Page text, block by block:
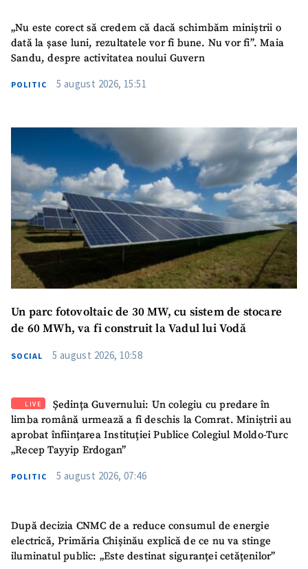
SUSȚINE
„Nu este corect să credem că dacă schimbăm miniștrii o
dată la șase luni, rezultatele vor fi bune. Nu vor fi”. Maia
Sandu, despre activitatea noului Guvern
POLITIC 5 august 2026, 15:51
Un parc fotovoltaic de 30 MW, cu sistem de stocare
de 60 MWh, va fi construit la Vadul lui Vodă
SOCIAL 5 august 2026, 10:58
LIVE
Ședința Guvernului: Un colegiu cu predare în
limba română urmează a fi deschis la Comrat. Miniștrii au
aprobat înființarea Instituției Publice Colegiul Moldo-Turc
„Recep Tayyip Erdogan”
POLITIC 5 august 2026, 07:46
După decizia CNMC de a reduce consumul de energie
electrică, Primăria Chișinău explică de ce nu va stinge
iluminatul public: „Este destinat siguranței cetățenilor”